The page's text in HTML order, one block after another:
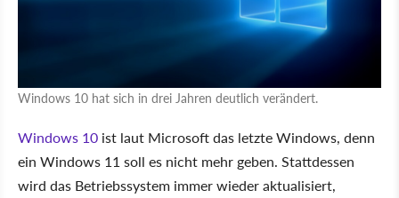
Windows 10 hat sich in drei Jahren deutlich verändert.
Windows 10 ist laut Microsoft das letzte Windows, denn
ein Windows 11 soll es nicht mehr geben. Stattdessen
wird das Betriebssystem immer wieder aktualisiert,